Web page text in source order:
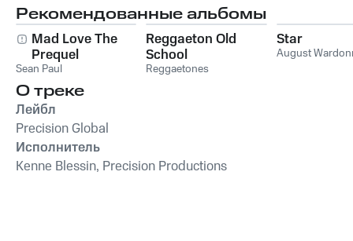
Рекомендованные альбомы
Mad Love The
Prequel
Sean Paul
Reggaeton Old
School
Reggaetones
Star
August
О треке
Лейбл
Precision Global
Исполнитель
Kenne Blessin, Precision Productions